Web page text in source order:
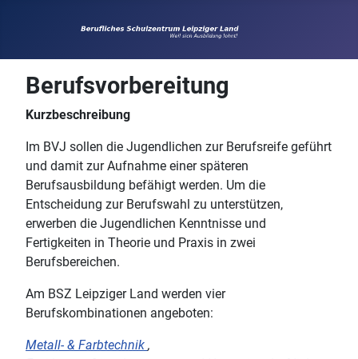
Berufsvorbereitung
Kurzbeschreibung
Im BVJ sollen die Jugendlichen zur Berufsreife geführt
und damit zur Aufnahme einer späteren
Berufsausbildung befähigt werden. Um die
Entscheidung zur Berufswahl zu unterstützen,
erwerben die Jugendlichen Kenntnisse und
Fertigkeiten in Theorie und Praxis in zwei
Berufsbereichen.
Am BSZ Leipziger Land werden vier
Berufskombinationen angeboten:
Metall- & Farbtechnik ,